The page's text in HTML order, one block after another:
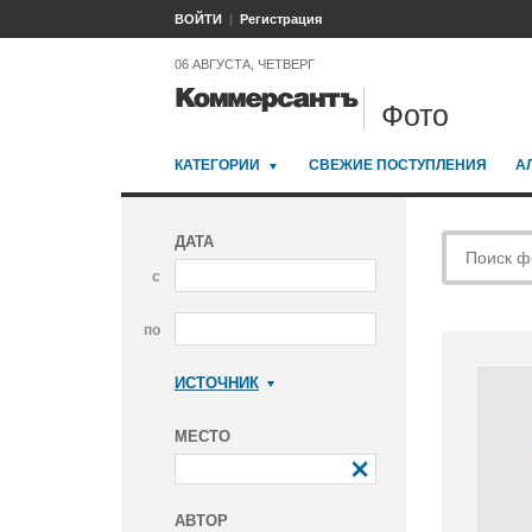
ВОЙТИ Регистрация
06 АВГУСТА, ЧЕТВЕРГ
Фото
КАТЕГОРИИ СВЕЖИЕ ПОСТУПЛЕНИЯ
ДАТА
с
по
ИСТОЧНИК
МЕСТО
АВТОР